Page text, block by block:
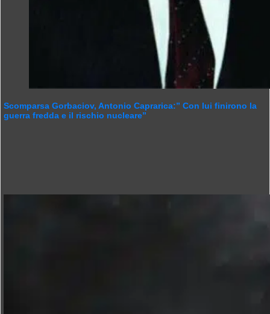
Scomparsa Gorbaciov, Antonio Caprarica:” Con lui finirono la
guerra fredda e il rischio nucleare”